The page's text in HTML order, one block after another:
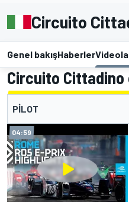
Circuito
Genel bakışHaberler
Circuito Cittadino
PILOT
04:59